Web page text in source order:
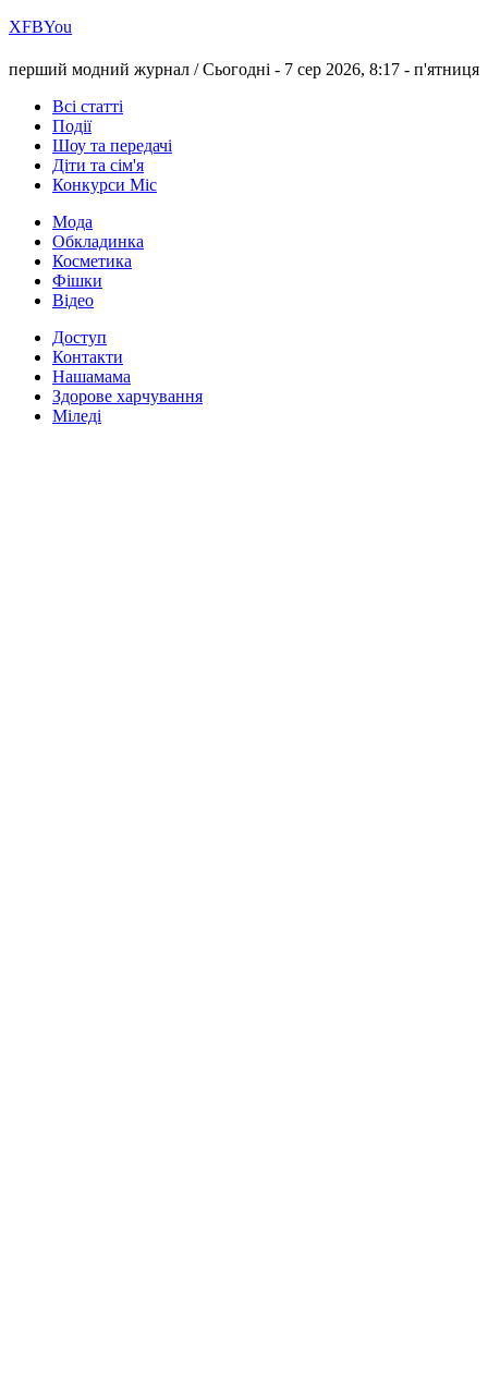
ХFBYou
перший модний журнал /Сьогодні - 7 сер 2026, 8:17 - п'ятниця
Всі статті
Події
Шоу та передачі
Діти та сім'я
Конкурси Міс
Мода
Обкладинка
Косметика
Фішки
Відео
Доступ
Контакти
Нашамама
Здорове харчування
Міледі